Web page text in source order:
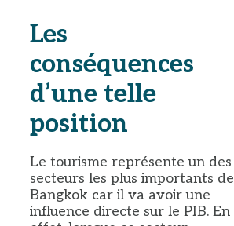
Les
conséquences
d’une telle
position
Le tourisme représente un des
secteurs les plus importants de
Bangkok car il va avoir une
influence directe sur le PIB. En